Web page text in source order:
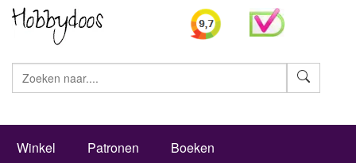
Winkel Patronen Boeken